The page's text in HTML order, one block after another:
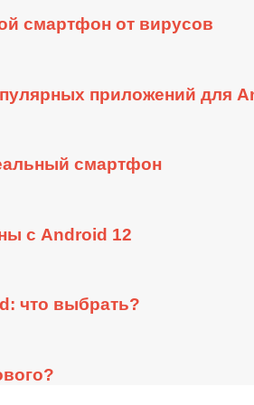
смартфон от вирусов
приложений для
смартфон
с Android 12
что выбрать?